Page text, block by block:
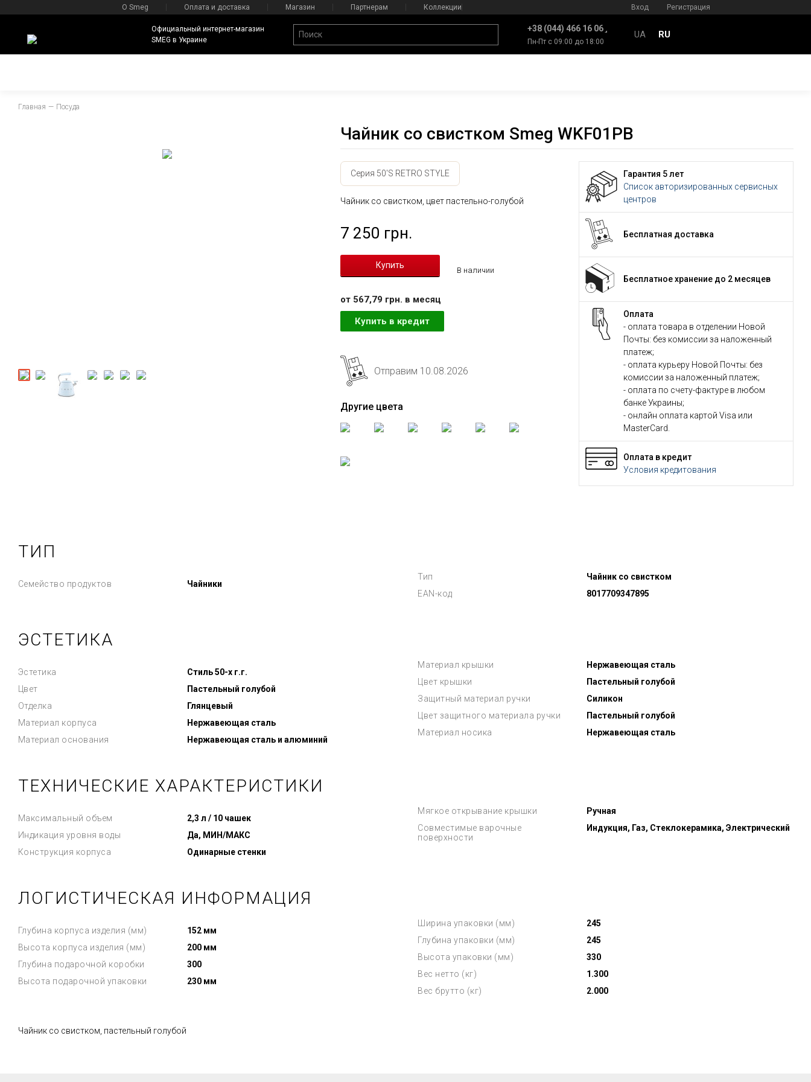
О Smeg Оплата и доставка Магазин Партнерам Коллекции Вход Регистрация
Официальный интернет-магазин
SMEG в Украине
+38 (044) 466 16 06
Пн-Пт с 09:00 до 18:00
UA RU
Главная Посуда
Чайник со свистком Smeg WKF01PB
Серия 50'S RETRO STYLE
Чайник со свистком, цвет пастельно-голубой
7 250 грн.
В наличии
от 567,79 грн. в месяц
Купить в кредит
Отправим 10.08.2026
Другие цвета
Гарантия 5 лет
Список авторизированных сервисных
центров
Бесплатная доставка
Бесплатное хранение до 2 месяцев
Оплата
- оплата товара в отделении Новой
Почты: без комиссии за наложенный
платеж;
- оплата курьеру Новой Почты: без
комиссии за наложенный платеж;
- оплата по счету-фактуре в любом
банке Украины;
- онлайн оплата картой Visa или
MasterCard.
Оплата в кредит
Условия кредитования
ТИП
Семейство продуктов Чайники
Тип
Чайник со свистком
EAN-код
8017709347895
ЭСТЕТИКА
Эстетика
Стиль 50-х г.г.
Цвет
Пастельный голубой
Отделка
Глянцевый
Материал корпуса
Нержавеющая сталь
Материал основания
Нержавеющая сталь и алюминий
Материал крышки
Нержавеющая сталь
Цвет крышки
Пастельный голубой
Защитный материал ручки
Силикон
Цвет защитного материала ручки
Пастельный голубой
Материал носика
Нержавеющая сталь
ТЕХНИЧЕСКИЕ ХАРАКТЕРИСТИКИ
Максимальный объем
2,3 л / 10 чашек
Индикация уровня воды
Да, МИН/МАКС
Конструкция корпуса
Одинарные стенки
Мягкое открывание крышки
Ручная
Совместимые варочные
поверхности
Индукция, Газ, Стеклокерамика, Электрический
ЛОГИСТИЧЕСКАЯ ИНФОРМАЦИЯ
Глубина корпуса изделия (мм)
152 мм
Высота корпуса изделия (мм)
200 мм
Глубина подарочной коробки
300
Высота подарочной упаковки
230 мм
Ширина упаковки (мм)
245
Глубина упаковки (мм)
245
Высота упаковки (мм)
330
Вес нетто (кг)
1.300
Вес брутто (кг)
2.000
Чайник со свистком, пастельный голубой